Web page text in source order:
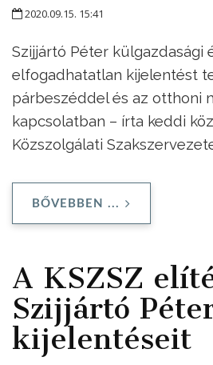
2020.09.15. 15:41
Szijjártó Péter külgazdasági
elfogadhatatlan kijelentést
párbeszéddel és az otthoni
kapcsolatban – írta keddi
Közszolgálati
BŐVEBBEN ...
A KSZSZ
Szijjártó
kijelentéseit